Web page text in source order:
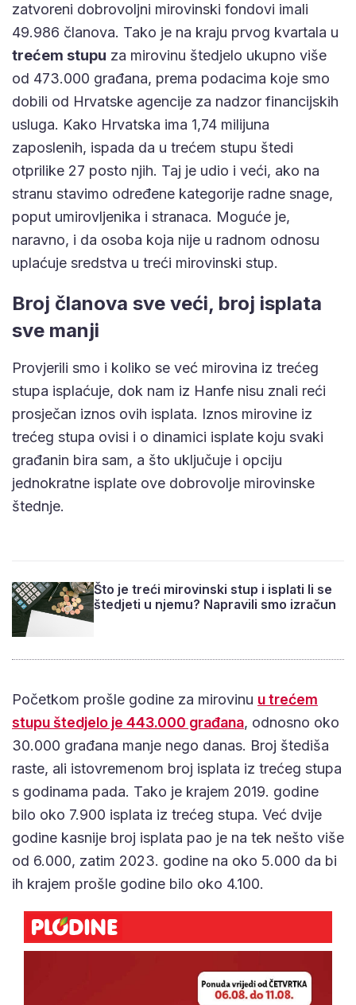
zatvoreni dobrovoljni mirovinski fondovi imali
49.986 članova. Tako je na kraju prvog kvartala u
trećem stupu za mirovinu štedjelo ukupno više
od 473.000 građana, prema podacima koje smo
dobili od Hrvatske agencije za nadzor financijskih
usluga. Kako Hrvatska ima 1,74 milijuna
zaposlenih, ispada da u trećem stupu štedi
otprilike 27 posto njih. Taj je udio i veći, ako na
stranu stavimo određene kategorije radne snage,
poput umirovljenika i stranaca. Moguće je,
naravno, i da osoba koja nije u radnom odnosu
uplaćuje sredstva u treći mirovinski stup.
Broj članova sve veći, broj isplata
sve manji
Provjerili smo i koliko se već mirovina iz trećeg
stupa isplaćuje, dok nam iz Hanfe nisu znali reći
prosječan iznos ovih isplata. Iznos mirovine iz
trećeg stupa ovisi i o dinamici isplate koju svaki
građanin bira sam, a što uključuje i opciju
jednokratne isplate ove dobrovolje mirovinske
štednje.
Što je treći mirovinski stup i isplati li se
štedjeti u njemu? Napravili smo izračun
Početkom prošle godine za mirovinu u trećem
stupu štedjelo je 443.000 građana, odnosno oko
30.000 građana manje nego danas. Broj štediša
raste, ali istovremenom broj isplata iz trećeg stupa
s godinama pada. Tako je krajem 2019. godine
bilo oko 7.900 isplata iz trećeg stupa. Već dvije
godine kasnije broj isplata pao je na tek nešto više
od 6.000, zatim 2023. godine na oko 5.000 da bi
ih krajem prošle godine bilo oko 4.100.